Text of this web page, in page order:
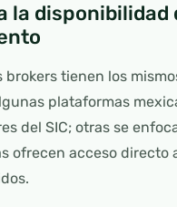
la disponibilidad
brokers tienen los
plataformas
del SIC; otras se
ofrecen acceso directo